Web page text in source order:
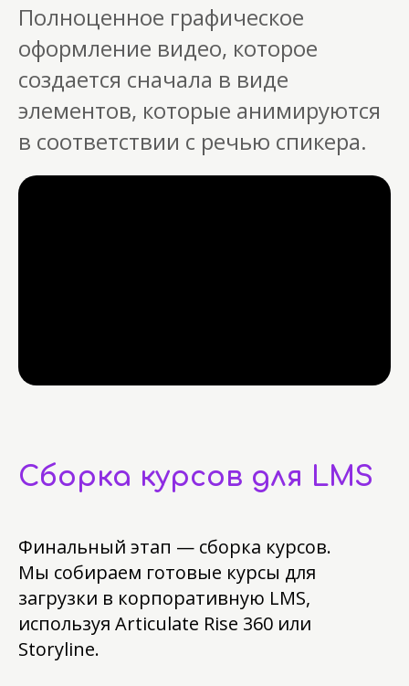
Полноценное графическое
оформление видео, которое
создается сначала в виде
элементов, которые анимируются
в соответствии с речью спикера.
Сборка курсов для LMS
Финальный этап — сборка курсов.
Мы собираем готовые курсы для
загрузки в корпоративную LMS,
используя Articulate Rise 360 или
Storyline.